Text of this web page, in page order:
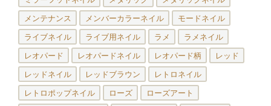
メンテナンス メンバーカラーネイル モードネイル
ライブネイル ライブ用ネイル ラメ ラメネイル
レオパード レオパードネイル レオパード柄 レッド
レッドネイル レッドブラウン レトロネイル
レトロポップネイル ローズ ローズアート